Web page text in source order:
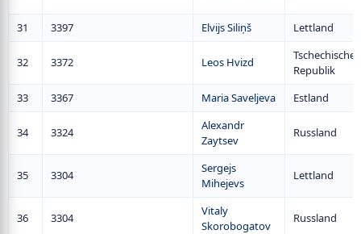
31 3397 Elvijs Siliņš Lettland
32 3372 Leos Hvizd
Tschechische
Republik
33
3367 Maria Saveljeva Estland
34 3324
Alexandr
Zaytsev
Russland
35 3304
Sergejs
Mihejevs
Lettland
36 3304
Vitaly
Skorobogatov
Russland